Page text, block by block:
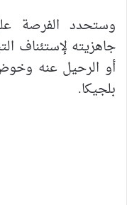
وستحدد الفرصة
جاهزيته لإستئناف
أو الرحيل عنه
بلجيكا.